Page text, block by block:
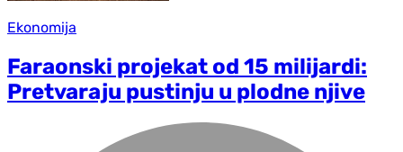
Ekonomija
Faraonski projekat od 15 milijardi:
Pretvaraju pustinju u plodne njive